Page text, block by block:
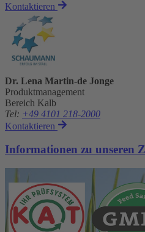
Kontaktieren
Dr. Lena Martin-de Jonge
Produktmanagement
Bereich Kalb
Tel: +49 4101 218-2000
Kontaktieren
Informationen zu unseren